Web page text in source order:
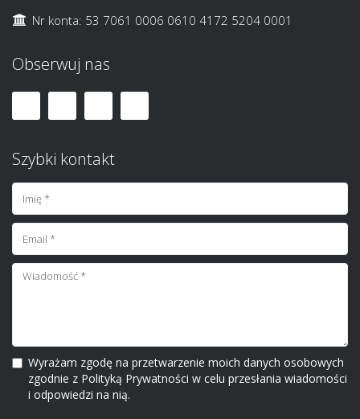
Nr konta: 53 7061 0006 0610 4172 5204 0001
Obserwuj nas
Szybki kontakt
Wyrażam zgodę na przetwarzenie moich danych osobowych
zgodnie z Polityką Prywatności w celu przesłania wiadomości
i odpowiedzi na nią.